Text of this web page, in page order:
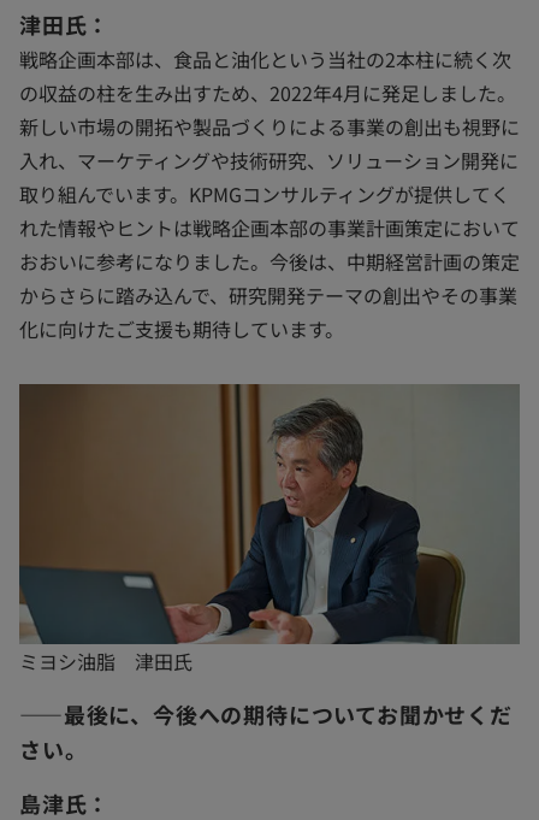
津田氏：
戦略企画本部は、食品と油化という当社の2本柱に続く次
の収益の柱を生み出すため、2022年4月に発足しました。
新しい市場の開拓や製品づくりによる事業の創出も視野に
入れ、マーケティングや技術研究、ソリューション開発に
取り組んでいます。KPMGコンサルティングが提供してく
れた情報やヒントは戦略企画本部の事業計画策定において
おおいに参考になりました。今後は、中期経営計画の策定
からさらに踏み込んで、研究開発テーマの創出やその事業
化に向けたご支援も期待しています。
ミヨシ油脂 津田氏
――最後に、今後への期待についてお聞かせくだ
さい。
島津氏：